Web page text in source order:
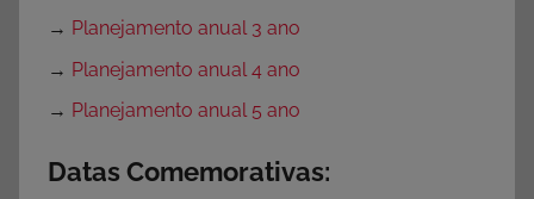
→ Planejamento anual 3 ano
→ Planejamento anual 4 ano
→ Planejamento anual 5 ano
Datas Comemorativas: